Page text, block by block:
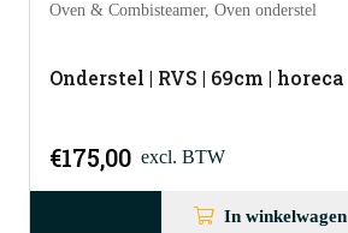
Oven & Combisteamer, Oven onderstel
Onderstel | RVS | 69cm | horeca
€175,00 excl. BTW
In winkelwagen